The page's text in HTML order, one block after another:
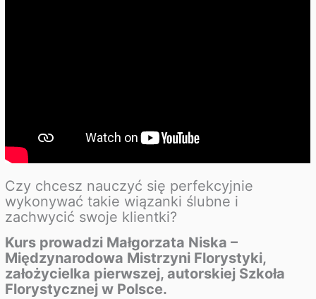
Czy chcesz nauczyć się perfekcyjnie
wykonywać takie wiązanki ślubne i
zachwycić swoje klientki?
Kurs prowadzi Małgorzata Niska –
Międzynarodowa Mistrzyni Florystyki,
założycielka pierwszej, autorskiej Szkoła
Florystycznej w Polsce.